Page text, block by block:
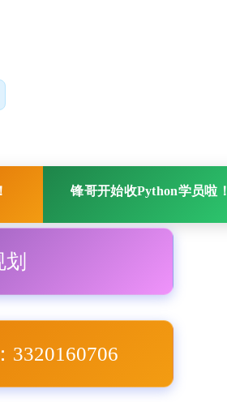
锋哥开始收Python学员啦！
3320160706